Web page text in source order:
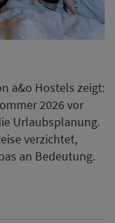
a&o Hostels zeigt:
2026 vor
Urlaubsplanung.
verzichtet,
an Bedeutung.